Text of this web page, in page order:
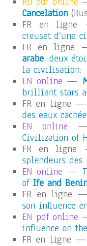
Cancelation
FR en
creuset d’une
FR en ligne
arabe, deux
la civilisation;
EN online —
brilliant stars
FR en ligne —
des eaux
EN online
Civilization of
FR en
splendeurs des
EN online —
of Ife and
FR en ligne
son influence
EN pdf online
influence on
FR en ligne —